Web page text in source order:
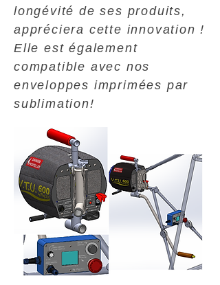
longévité de ses produits,
appréciera cette innovation !
Elle est également
compatible avec nos
enveloppes imprimées par
sublimation!